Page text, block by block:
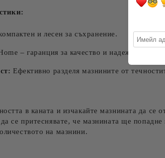
и лесен за съхранение.
– гаранция за качество и надеждност.
Ефективно разделя мазнините от
в каната и изчакайте мазнината да се
се притеснявате, че мазнината ще
на мазнини.